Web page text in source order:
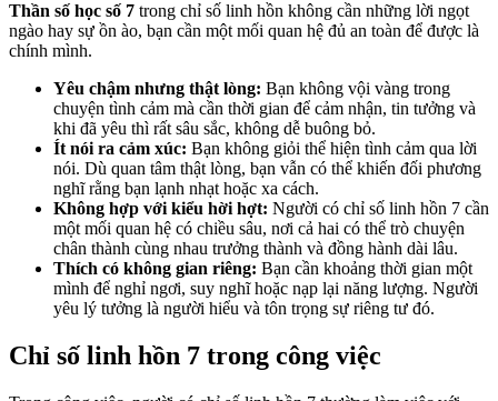
Thần số học số 7 trong chỉ số linh hồn không cần những lời ngọt
ngào hay sự ồn ào, bạn cần một mối quan hệ đủ an toàn để được là
chính mình.
Yêu chậm nhưng thật lòng: Bạn không vội vàng trong
chuyện tình cảm mà cần thời gian để cảm nhận, tin tưởng và
khi đã yêu thì rất sâu sắc, không dễ buông bỏ.
Ít nói ra cảm xúc: Bạn không giỏi thể hiện tình cảm qua lời
nói. Dù quan tâm thật lòng, bạn vẫn có thể khiến đối phương
nghĩ rằng bạn lạnh nhạt hoặc xa cách.
Không hợp với kiểu hời hợt: Người có chỉ số linh hồn 7 cần
một mối quan hệ có chiều sâu, nơi cả hai có thể trò chuyện
chân thành cùng nhau trưởng thành và đồng hành dài lâu.
Thích có không gian riêng: Bạn cần khoảng thời gian một
mình để nghỉ ngơi, suy nghĩ hoặc nạp lại năng lượng. Người
yêu lý tưởng là người hiểu và tôn trọng sự riêng tư đó.
Chỉ số linh hồn 7 trong công việc